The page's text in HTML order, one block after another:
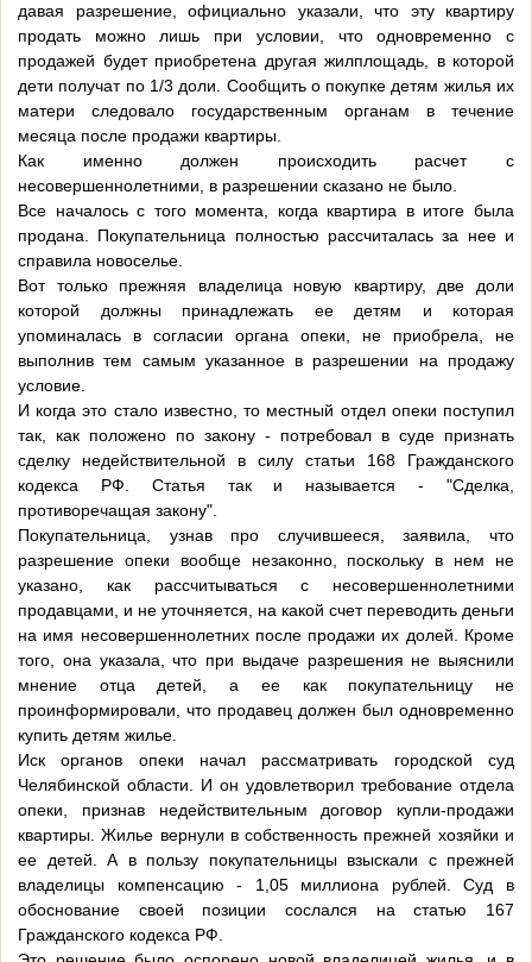
давая разрешение, официально указали, что эту квартиру
продать можно лишь при условии, что одновременно с
продажей будет приобретена другая жилплощадь, в которой
дети получат по 1/3 доли. Сообщить о покупке детям жилья их
матери следовало государственным органам в течение
месяца после продажи квартиры.
Как именно должен происходить расчет с
несовершеннолетними, в разрешении сказано не было.
Все началось с того момента, когда квартира в итоге была
продана. Покупательница полностью рассчиталась за нее и
справила новоселье.
Вот только прежняя владелица новую квартиру, две доли
которой должны принадлежать ее детям и которая
упоминалась в согласии органа опеки, не приобрела, не
выполнив тем самым указанное в разрешении на продажу
условие.
И когда это стало известно, то местный отдел опеки поступил
так, как положено по закону - потребовал в суде признать
сделку недействительной в силу статьи 168 Гражданского
кодекса РФ. Статья так и называется - "Сделка,
противоречащая закону".
Покупательница, узнав про случившееся, заявила, что
разрешение опеки вообще незаконно, поскольку в нем не
указано, как рассчитываться с несовершеннолетними
продавцами, и не уточняется, на какой счет переводить деньги
на имя несовершеннолетних после продажи их долей. Кроме
того, она указала, что при выдаче разрешения не выяснили
мнение отца детей, а ее как покупательницу не
проинформировали, что продавец должен был одновременно
купить детям жилье.
Иск органов опеки начал рассматривать городской суд
Челябинской области. И он удовлетворил требование отдела
опеки, признав недействительным договор купли-продажи
квартиры. Жилье вернули в собственность прежней хозяйки и
ее детей. А в пользу покупательницы взыскали с прежней
владелицы компенсацию - 1,05 миллиона рублей. Суд в
обоснование своей позиции сослался на статью 167
Гражданского кодекса РФ.